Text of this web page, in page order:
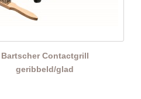
Bartscher Contactgrill
geribbeld/glad